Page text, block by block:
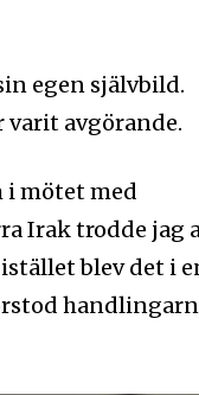
egen självbild.
varit avgörande.
i mötet med
Irak trodde jag
blev det i